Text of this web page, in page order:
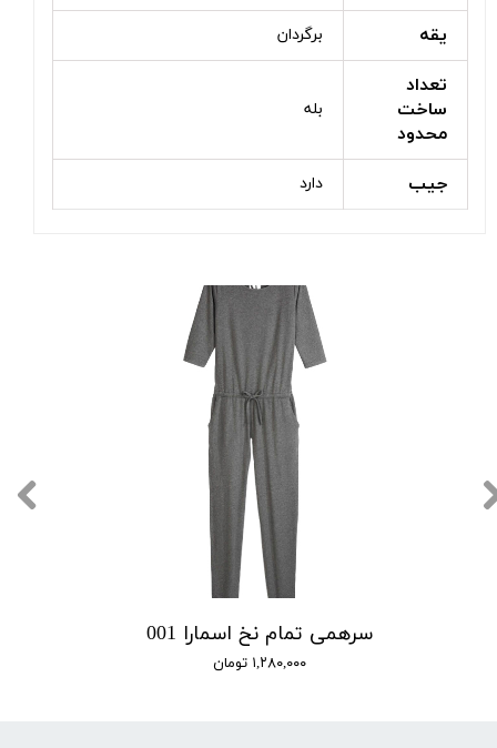
یقه برگردان
تعداد
ساخت
محدود
بله
جیب دارد
سرهمی تمام نخ اسمارا 001
۱,۲۸۰,۰۰۰ تومان